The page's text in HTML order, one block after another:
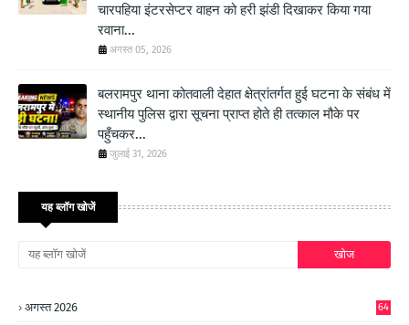
चारपहिया इंटरसेप्टर वाहन को हरी झंडी दिखाकर किया गया
रवाना...
अगस्त 05, 2026
बलरामपुर थाना कोतवाली देहात क्षेत्रांतर्गत हुई घटना के संबंध में
स्थानीय पुलिस द्वारा सूचना प्राप्त होते ही तत्काल मौके पर
पहुँचकर...
जुलाई 31, 2026
यह ब्लॉग खोजें
अगस्त 2026 64